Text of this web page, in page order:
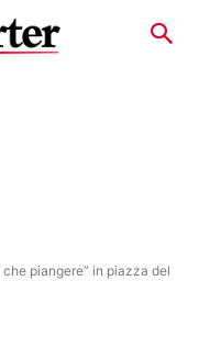
che piangere” in piazza del